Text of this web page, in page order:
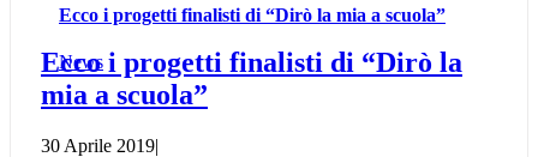
Ecco i progetti finalisti di “Dirò la mia a scuola”
News
Ecco i progetti finalisti di “Dirò la
mia a scuola”
30 Aprile 2019|